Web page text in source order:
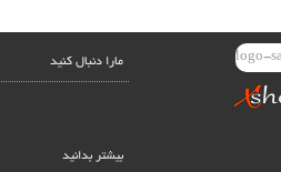
مارا دنبال کنید
بیشتر بدانید